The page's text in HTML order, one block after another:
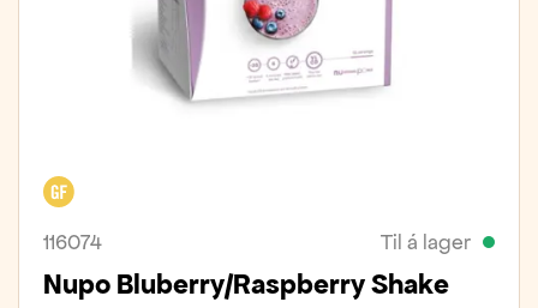
116074 Til á lager
Nupo Bluberry/Raspberry Shake